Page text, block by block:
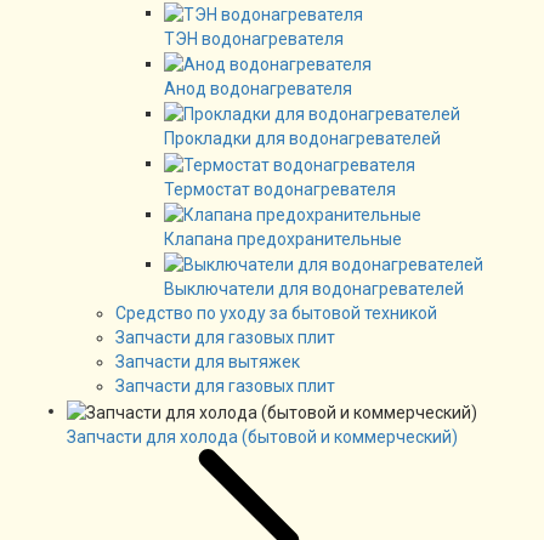
ТЭН водонагревателя
Анод водонагревателя
Прокладки для водонагревателей
Термостат водонагревателя
Клапана предохранительные
Выключатели для водонагревателей
Средство по уходу за бытовой техникой
Запчасти для газовых плит
Запчасти для вытяжек
Запчасти для газовых плит
Запчасти для холода (бытовой и коммерческий)